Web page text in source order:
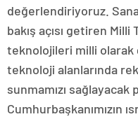
değerlendiriyoruz.
bakış açısı getiren
teknolojileri milli
teknoloji alanlarında
sunmamızı
Cumhurbaşkanımızın